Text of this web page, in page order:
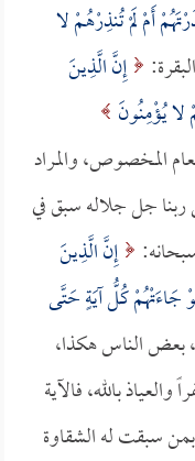
أَمْ لَمْ تُنذِرْهُمْ لا
إِنَّ الَّذِينَ
لا يُؤْمِنُونَ
العام المخصوص، والمراد
ربنا جل جلاله سبق في
إِنَّ الَّذِينَ
جَاءَتْهُمْ كُلُّ آيَةٍ حَتَّى
97]، بعض الناس هكذا،
بالله، فالآية
سبقت له الشقاوة